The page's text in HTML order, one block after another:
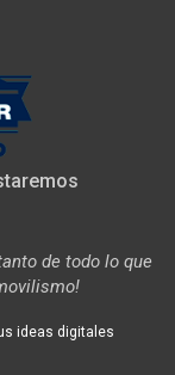
de todo lo que
ideas digitales